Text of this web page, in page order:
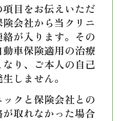
項目をお伝えいただ
険会社から当クリニ
絡が入ります。その
車保険適用の治療
なり、ご本人の自己
しません。
クと保険会社との
が取れなかった場合